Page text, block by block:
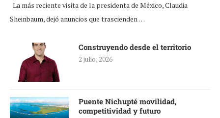
La más reciente visita de la presidenta de México, Claudia
Sheinbaum, dejó anuncios que trascienden …
Construyendo desde el territorio
2 julio, 2026
Puente Nichupté movilidad,
competitividad y futuro